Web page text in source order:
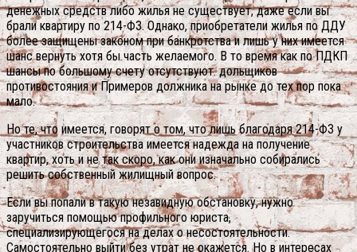
денежных средств либо жилья не существует, даже если вы
брали квартиру по 214-ФЗ. Однако, приобретатели жилья по ДДУ
более защищены законом при банкротства и лишь у них имеется
шанс вернуть хотя бы часть желаемого. В то время как по ПДКП
шансы по большому счету отсутствуют. дольщиков
противостояния и Примеров должника на рынке до тех пор пока
мало.
Но те, что имеется, говорят о том, что лишь благодаря 214-ФЗ у
участников строительства имеется надежда на получение
квартир, хоть и не так скоро, как они изначально собирались
решить собственный жилищный вопрос.
Если вы попали в такую незавидную обстановку, нужно
заручиться помощью профильного юриста,
специализирующегося на делах о несостоятельности.
Самостоятельно выйти без утрат не окажется. Но в интересах